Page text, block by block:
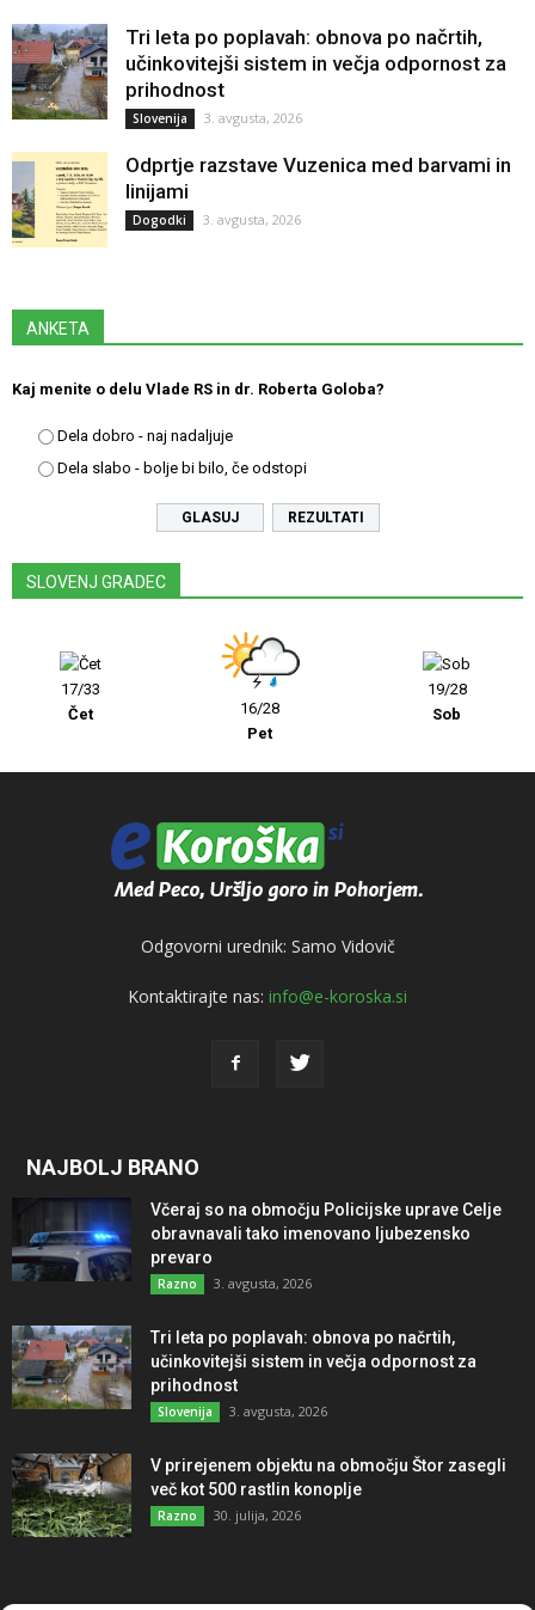
Tri leta po poplavah: obnova po načrtih,
učinkovitejši sistem in večja odpornost za
prihodnost
Slovenija 3. avgusta, 2026
Odprtje razstave Vuzenica med barvami in
linijami
Dogodki 3. avgusta, 2026
ANKETA
Kaj menite o delu Vlade RS in dr. Roberta Goloba?
Dela dobro - naj nadaljuje
Dela slabo - bolje bi bilo, če odstopi
REZULTATI
SLOVENJ GRADEC
17/33
Čet
16/28
Pet
19/28
Sob
Odgovorni urednik: Samo Vidovič
Kontaktirajte nas: info@e-koroska.si
NAJBOLJ BRANO
Včeraj so na območju Policijske uprave Celje
obravnavali tako imenovano ljubezensko
prevaro
Razno 3. avgusta, 2026
Tri leta po poplavah: obnova po načrtih,
učinkovitejši sistem in večja odpornost za
prihodnost
Slovenija 3. avgusta, 2026
V prirejenem objektu na območju Štor zasegli
več kot 500 rastlin konoplje
Razno 30. julija, 2026